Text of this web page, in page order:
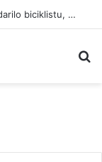
Teška nesreća u Ilijašu: Teretno vozilo udarilo biciklistu, 75-godišnjak zadržan u bolnici